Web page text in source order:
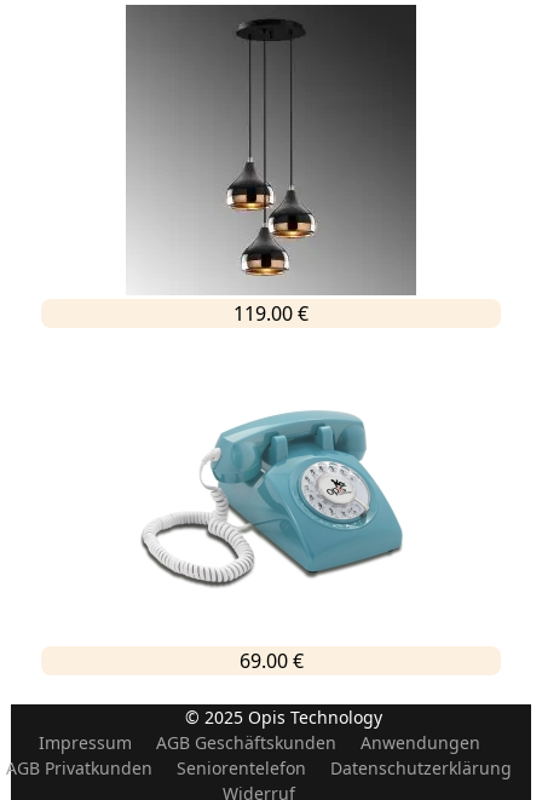
119.00 €
69.00 €
© 2025 Opis Technology
Impressum
AGB Geschäftskunden
Anwendungen
AGB Privatkunden
Seniorentelefon
Datenschutzerklärung
Widerruf